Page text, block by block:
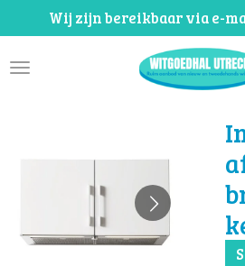
direct
naar
Wij zijn bereikbaar via e-